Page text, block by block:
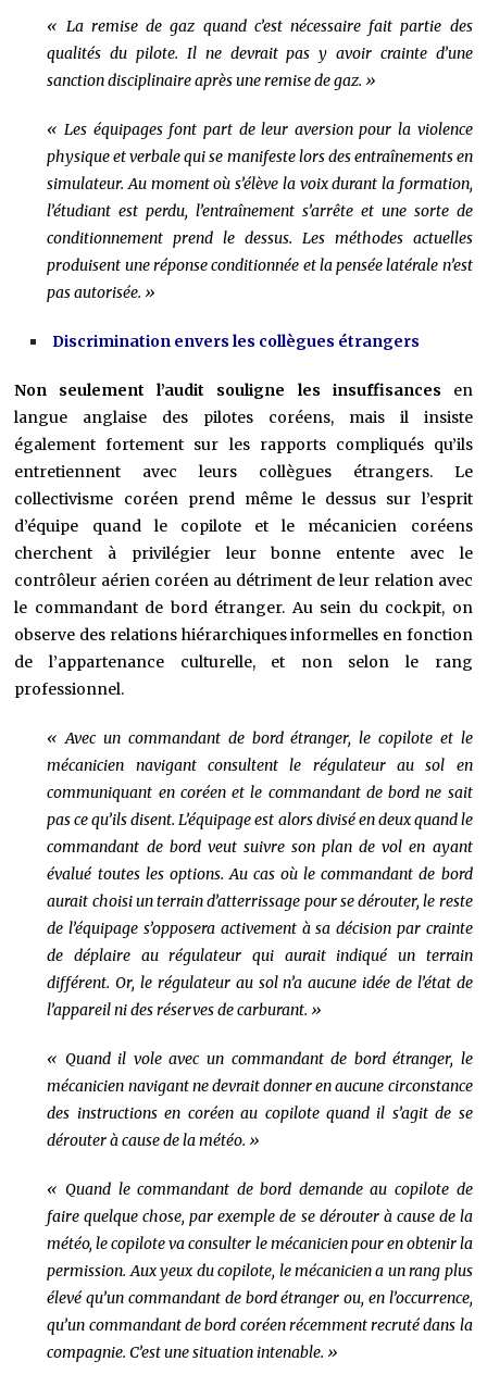
« La remise de gaz quand c’est nécessaire fait partie des
qualités du pilote. Il ne devrait pas y avoir crainte d’une
sanction disciplinaire après une remise de gaz. »
« Les équipages font part de leur aversion pour la violence
physique et verbale qui se manifeste lors des entraînements en
simulateur. Au moment où s’élève la voix durant la formation,
l’étudiant est perdu, l’entraînement s’arrête et une sorte de
conditionnement prend le dessus. Les méthodes actuelles
produisent une réponse conditionnée et la pensée latérale n’est
pas autorisée. »
Discrimination envers les collègues étrangers
Non seulement l’audit souligne les insuffisances en
langue anglaise des pilotes coréens, mais il insiste
également fortement sur les rapports compliqués qu’ils
entretiennent avec leurs collègues étrangers. Le
collectivisme coréen prend même le dessus sur l’esprit
d’équipe quand le copilote et le mécanicien coréens
cherchent à privilégier leur bonne entente avec le
contrôleur aérien coréen au détriment de leur relation avec
le commandant de bord étranger. Au sein du cockpit, on
observe des relations hiérarchiques informelles en fonction
de l’appartenance culturelle, et non selon le rang
professionnel.
« Avec un commandant de bord étranger, le copilote et le
mécanicien navigant consultent le régulateur au sol en
communiquant en coréen et le commandant de bord ne sait
pas ce qu’ils disent. L’équipage est alors divisé en deux quand le
commandant de bord veut suivre son plan de vol en ayant
évalué toutes les options. Au cas où le commandant de bord
aurait choisi un terrain d’atterrissage pour se dérouter, le reste
de l’équipage s’opposera activement à sa décision par crainte
de déplaire au régulateur qui aurait indiqué un terrain
différent. Or, le régulateur au sol n’a aucune idée de l’état de
l’appareil ni des réserves de carburant. »
« Quand il vole avec un commandant de bord étranger, le
mécanicien navigant ne devrait donner en aucune circonstance
des instructions en coréen au copilote quand il s’agit de se
dérouter à cause de la météo. »
« Quand le commandant de bord demande au copilote de
faire quelque chose, par exemple de se dérouter à cause de la
météo, le copilote va consulter le mécanicien pour en obtenir la
permission. Aux yeux du copilote, le mécanicien a un rang plus
élevé qu’un commandant de bord étranger ou, en l’occurrence,
qu’un commandant de bord coréen récemment recruté dans la
compagnie. C’est une situation intenable. »